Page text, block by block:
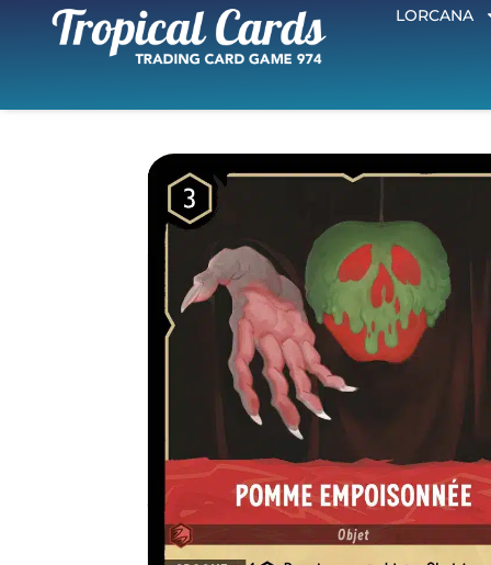
LORCANA